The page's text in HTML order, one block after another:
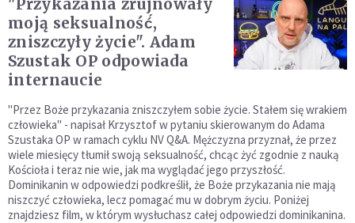
"Przykazania zrujnowały
moją seksualność́,
zniszczyły życie". Adam
Szustak OP odpowiada
internaucie
"Przez Boże przykazania zniszczyłem sobie życie. Stałem się wrakiem
człowieka" - napisał Krzysztof w pytaniu skierowanym do Adama
Szustaka OP w ramach cyklu NV Q&A. Mężczyzna przyznał, że przez
wiele miesięcy tłumił swoją seksualność, chcąc żyć zgodnie z nauką
Kościoła i teraz nie wie, jak ma wyglądać jego przyszłość.
Dominikanin w odpowiedzi podkreślił, że Boże przykazania nie mają
niszczyć człowieka, lecz pomagać mu w dobrym życiu. Poniżej
znajdziesz film, w którym wysłuchasz całej odpowiedzi dominikanina.